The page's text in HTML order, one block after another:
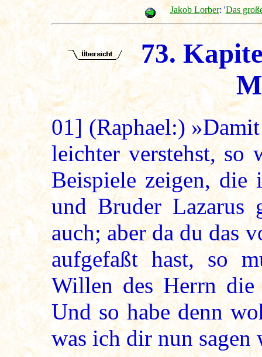
Jakob Lorber: 'Das
73.
01] (Raphael:)
leichter verstehst,
Beispiele zeigen, die
und Bruder Lazarus
auch; aber da du das
aufgefaßt hast, so
Willen des Herrn die
Und so habe denn
was ich dir nun sagen